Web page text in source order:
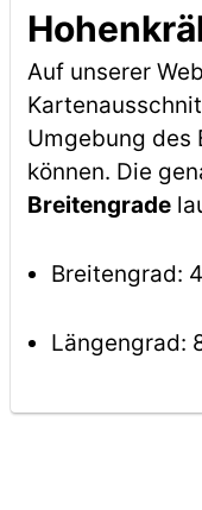
Auf unserer
Umgebung des
können. Die
Breitengrade
Breitengrad:
Längengrad: